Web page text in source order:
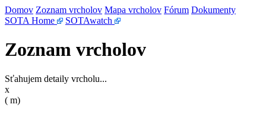
Domov Zoznam vrcholov Mapa vrcholov Fórum Dokumenty
SOTA Home
SOTAwatch
Zoznam vrcholov
Sťahujem detaily vrcholu...
x
( m)